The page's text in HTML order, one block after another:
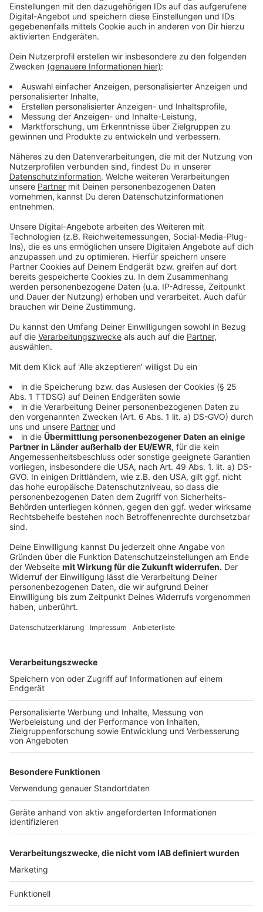
Anstrengung, die Etteln aus der Krise geführt haben.
Anzeige
Innovationen und Eigeninitiative
Anzeige
Etteln hat sich durch Eigeninitiative und Fördermittel
Bürger verlegten eigenständig Glasfaserkabel, um
Highspeed-Internet für alle zu gewährleisten. Die
Dorf-App, das "Ettcar" und die Mitfahrbank sind nur
einige der digitalen Innovationen, die das Leben der
Solarzellen mehr Strom, als es verbraucht, und bietet
den Bewohnern einen Sondertarif.
Anzeige
©Elmar Schäfer, Etteln-aktiv e.V.
Etteln möchte ein digitales Leuchtturmprojekt mit
Strahlkraft nach ganz Deutschland und darüber hinaus
Ortsvorsteher in Etteln.
Anzeige
Ein Leuchtturmprojekt für Deutschland
Anzeige
Etteln möchte ein digitales Leuchtturmprojekt mit
Strahlkraft nach ganz Deutschland und darüber hinaus
schaffen. Trotz der Herausforderungen, die
akzeptiert und wird von der Dorfgemeinschaft
unterstützt. Christine Wegner, Projektleiterin in der
Gemeinde Borchen, sieht in Ahle einen wichtigen
Treiber für die Digitalisierung in ländlichen Räumen.
Digitalisierung als Erfolgsmodell
Anzeige
Etteln zeigt eindrucksvoll, dass auch kleine Gemeinden
von derDigitalisierungprofitieren können. Durch den
gemeinsamen Einsatz der Bürger und die
einem Vorbild für andere Kommunen entwickelt. Die
digitale Transformation hat nicht nur das Image des
Dorfes verbessert, sondern auch das
Gemeinschaftsgefühl gestärkt. Etteln ist ein
lebendiges Beispiel dafür, wie Digitalisierung im
ländlichen Raum erfolgreich umgesetzt werden kann.
Anzeige